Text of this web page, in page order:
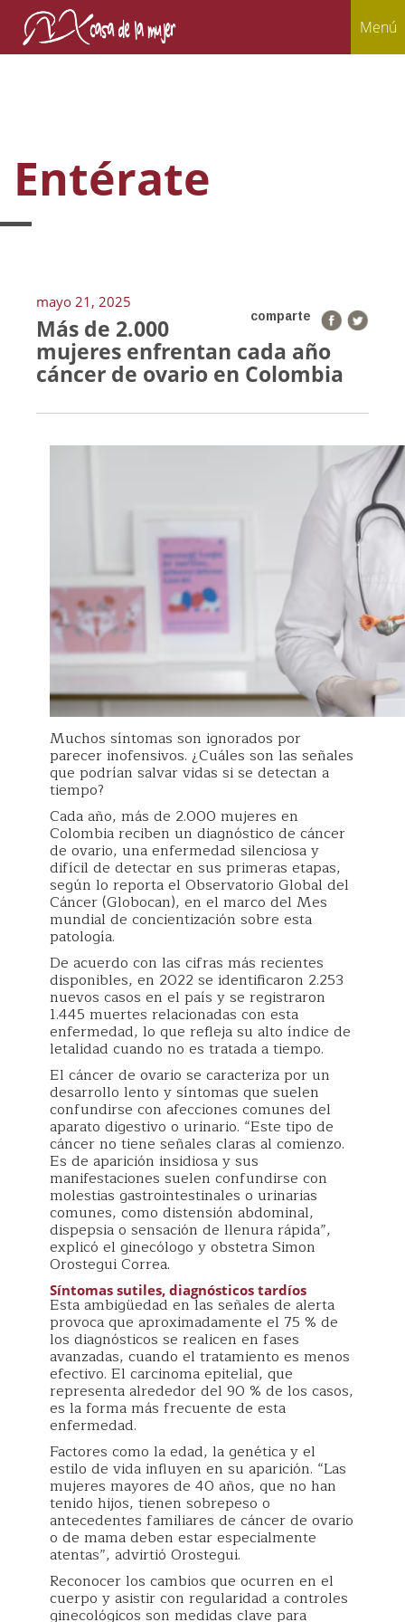
Menú
Entérate
mayo 21, 2025
comparte
Más de 2.000
mujeres enfrentan cada año
cáncer de ovario en Colombia
Muchos síntomas son ignorados por
parecer inofensivos. ¿Cuáles son las señales
que podrían salvar vidas si se detectan a
tiempo?
Cada año, más de 2.000 mujeres en
Colombia reciben un diagnóstico de cáncer
de ovario, una enfermedad silenciosa y
difícil de detectar en sus primeras etapas,
según lo reporta el Observatorio Global del
Cáncer (Globocan), en el marco del Mes
mundial de concientización sobre esta
patología.
De acuerdo con las cifras más recientes
disponibles, en 2022 se identificaron 2.253
nuevos casos en el país y se registraron
1.445 muertes relacionadas con esta
enfermedad, lo que refleja su alto índice de
letalidad cuando no es tratada a tiempo.
El cáncer de ovario se caracteriza por un
desarrollo lento y síntomas que suelen
confundirse con afecciones comunes del
aparato digestivo o urinario. “Este tipo de
cáncer no tiene señales claras al comienzo.
Es de aparición insidiosa y sus
manifestaciones suelen confundirse con
molestias gastrointestinales o urinarias
comunes, como distensión abdominal,
dispepsia o sensación de llenura rápida”,
explicó el ginecólogo y obstetra Simon
Orostegui Correa.
Síntomas sutiles, diagnósticos tardíos
Esta ambigüedad en las señales de alerta
provoca que aproximadamente el 75 % de
los diagnósticos se realicen en fases
avanzadas, cuando el tratamiento es menos
efectivo. El carcinoma epitelial, que
representa alrededor del 90 % de los casos,
es la forma más frecuente de esta
enfermedad.
Factores como la edad, la genética y el
estilo de vida influyen en su aparición. “Las
mujeres mayores de 40 años, que no han
tenido hijos, tienen sobrepeso o
antecedentes familiares de cáncer de ovario
o de mama deben estar especialmente
atentas”, advirtió Orostegui.
Reconocer los cambios que ocurren en el
cuerpo y asistir con regularidad a controles
ginecológicos son medidas clave para